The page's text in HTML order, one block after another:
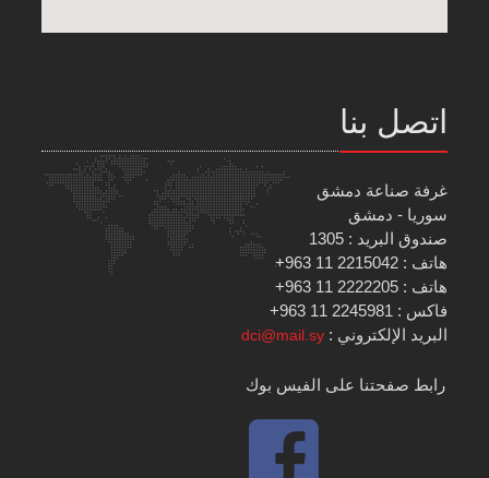
اتصل بنا
غرفة صناعة دمشق
سوريا - دمشق
صندوق البريد : 1305
هاتف : 2215042 11 963+
هاتف : 2222205 11 963+
فاكس : 2245981 11 963+
البريد الإلكتروني :dci@mail.sy
رابط صفحتنا على الفيس بوك